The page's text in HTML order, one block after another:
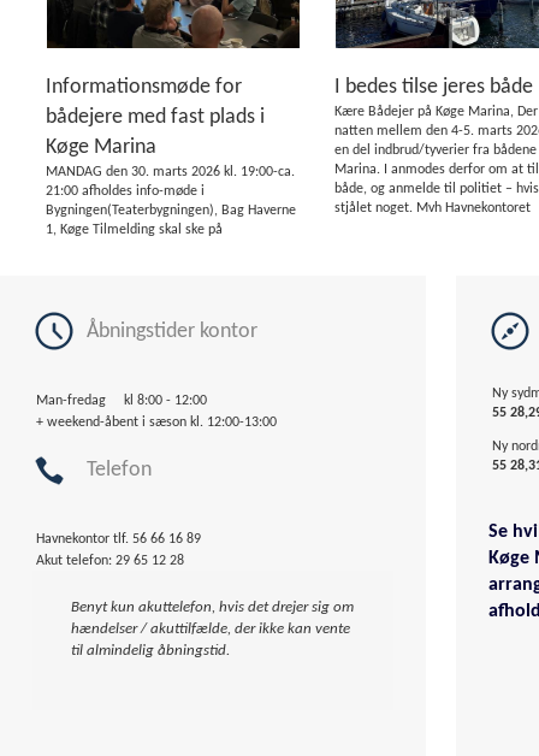
Informationsmøde for
bådejere med fast plads i
Køge Marina
MANDAG den 30. marts 2026 kl. 19:00-ca.
21:00 afholdes info-møde i
Bygningen(Teaterbygningen), Bag Haverne
1, Køge Tilmelding skal ske på
I bedes tilse jeres både
Kære Bådejer på Køge Marina,
natten mellem den 4-5. marts
en del indbrud/tyverier fra bådene
Marina. I anmodes derfor om at
både, og anmelde til politiet –
stjålet noget. Mvh Havnekontoret
Åbningstider kontor
Man-fredag kl 8:00 - 12:00
+ weekend-åbent i sæson kl. 12:00-13:00
Telefon
Havnekontor tlf. 56 66 16 89
Akut telefon: 29 65 12 28
Benyt kun akuttelefon, hvis det drejer sig om
hændelser / akuttilfælde, der ikke kan vente
til almindelig åbningstid.
Ny
55
Ny
55
Se
Køge